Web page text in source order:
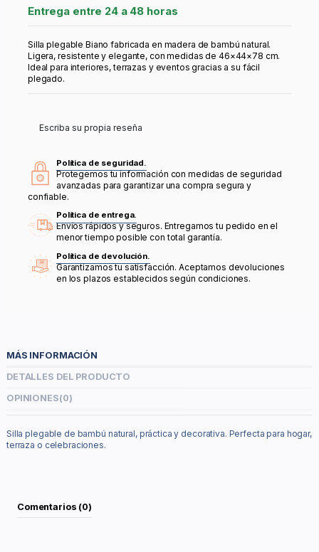
Entrega entre 24 a 48 horas
Silla plegable Biano fabricada en madera de bambú natural.
Ligera, resistente y elegante, con medidas de 46×44×78 cm.
Ideal para interiores, terrazas y eventos gracias a su fácil
plegado.
Escriba su propia reseña
Política de seguridad.
Protegemos tu información con medidas de seguridad
avanzadas para garantizar una compra segura y
confiable.
Política de entrega.
Envíos rápidos y seguros. Entregamos tu pedido en el
menor tiempo posible con total garantía.
Política de devolución.
Garantizamos tu satisfacción. Aceptamos devoluciones
en los plazos establecidos según condiciones.
MÁS INFORMACIÓN
DETALLES DEL PRODUCTO
OPINIONES(0)
Silla plegable de bambú natural, práctica y decorativa. Perfecta para hogar,
terraza o celebraciones.
Comentarios (0)